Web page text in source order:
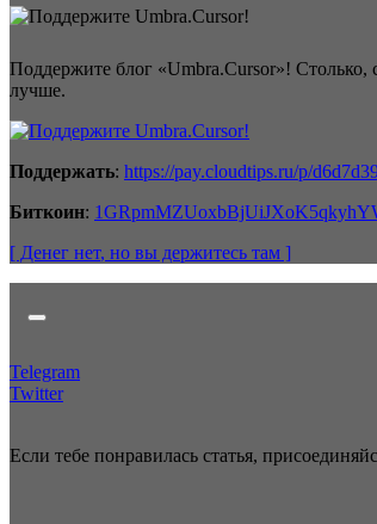
Поддержите блог «Umbra.Cursor»!
лучше.
Поддержать: https://pay.cloudtips.ru/p/
Биткоин:
[ Денег нет, но вы держитесь там ]
Telegram
Twitter
Если тебе понравилась статья,